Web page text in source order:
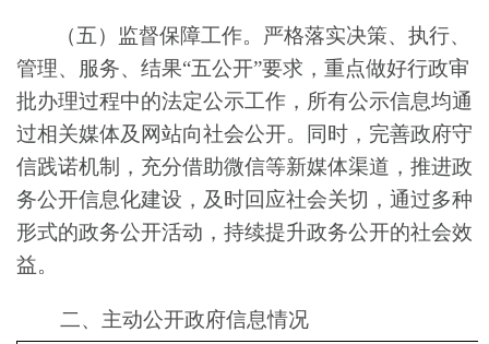
（五）监督保障工作。严格落实决策、执行、
管理、服务、结果“五公开”要求，重点做好行政审
批办理过程中的法定公示工作，所有公示信息均通
过相关媒体及网站向社会公开。同时，完善政府守
信践诺机制，充分借助微信等新媒体渠道，推进政
务公开信息化建设，及时回应社会关切，通过多种
形式的政务公开活动，持续提升政务公开的社会效
益。
二、主动公开政府信息情况